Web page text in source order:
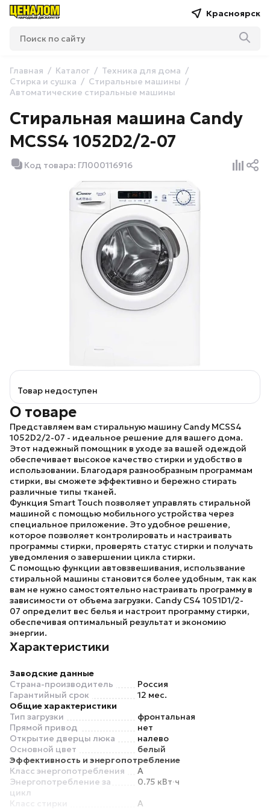
Красноярск
Главная Каталог
Техника для дома
Стирка и сушка
Стиральные машины
Автоматические стиральные машины
Стиральная машина Candy
MCSS4 1052D2/2-07
Код товара: ГЛ000116916
Товар недоступен
О товаре
Представляем вам стиральную машинуCandy MCSS4
1052D2/2-07 - идеальное решение для вашего дома.
Этот надежный помощник в уходе за вашей одеждой
обеспечивает высокое качество стирки и удобство в
использовании. Благодаря разнообразным программам
стирки, вы сможете эффективно и бережно стирать
различные типы тканей.
Функция Smart Touch позволяет управлять стиральной
машиной с помощью мобильного устройства через
специальное приложение. Это удобное решение,
которое позволяет контролировать и настраивать
программы стирки, проверять статус стирки и получать
уведомления о завершении цикла стирки.
С помощью функции автовзвешивания, использвание
стиральной машины становится более удобным, так как
вам не нужно самостоятельно настраивать программу в
зависимости от объема загрузки. Candy CS4 1051D1/2-
07 определит вес белья и настроит программу стирки,
обеспечивая оптимальный результат и экономию
энергии.
Характеристики
Заводские данные
Страна-производитель
Россия
Гарантийный срок
12 мес.
Общие характеристики
Тип загрузки
фронтальная
Прямой привод
нет
Открытие дверцы люка
налево
Основной цвет
белый
Эффективность и энергопотребление
Класс энергопотребления
A
Энергопотребление за
цикл
0.75 кВт∙ч
Класс стирки
A